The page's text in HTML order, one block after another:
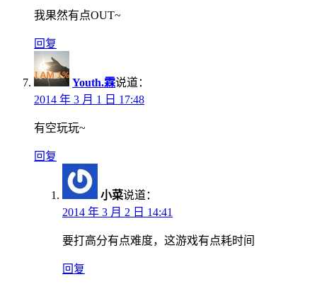
我果然有点OUT~
回复
Youth.霖说道：
2014 年 3 月 1 日 17:48
有空玩玩~
回复
小菜说道：
2014 年 3 月 2 日 14:41
要打高分有点难度，这游戏有点耗时间
回复